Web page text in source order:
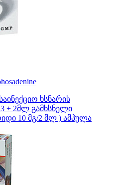
ხსნარის
+ 2მლ გამხსნელი
10 მგ/2 მლ ) ამპულა